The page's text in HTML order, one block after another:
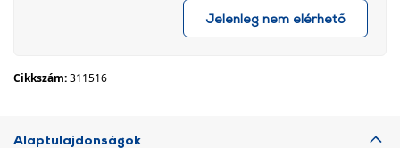
Jelenleg nem elérhető
Cikkszám:311516
Alaptulajdonságok